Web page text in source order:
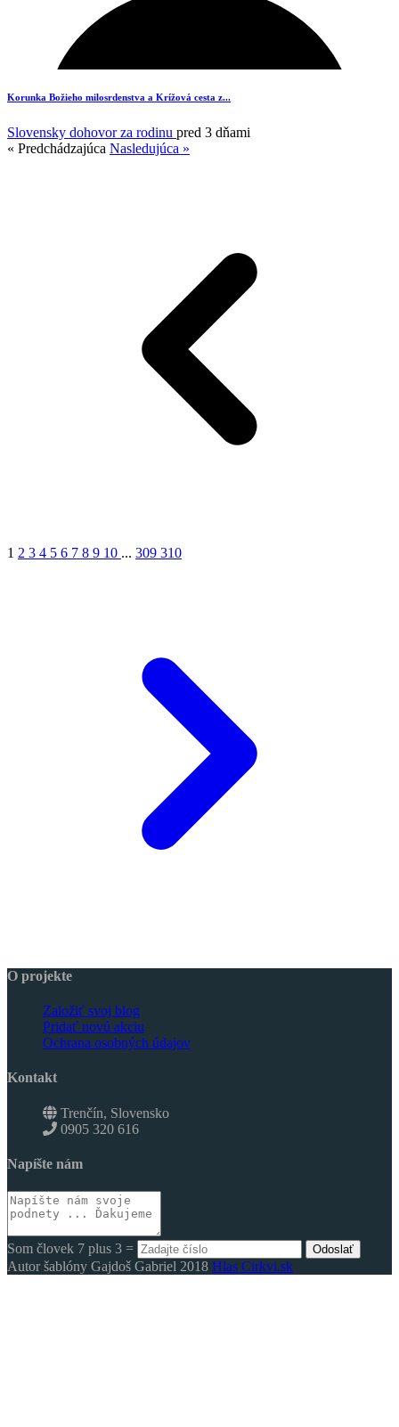
Korunka Božieho milosrdenstva a Krížová cesta z...
Slovensky dohovor za rodinu pred 3 dňami
« Predchádzajúca Nasledujúca »
1 2 3 4 5 6 7 8 9 10 ... 309 310
O projekte
Založiť svoj blog
Pridať novú akciu
Ochrana osobných údajov
Kontakt
Trenčín, Slovensko
0905 320 616
Napíšte nám
Som človek 7 plus 3 = Odoslať
Autor šablóny Gajdoš Gabriel 2018 Hlas Cirkvi.sk